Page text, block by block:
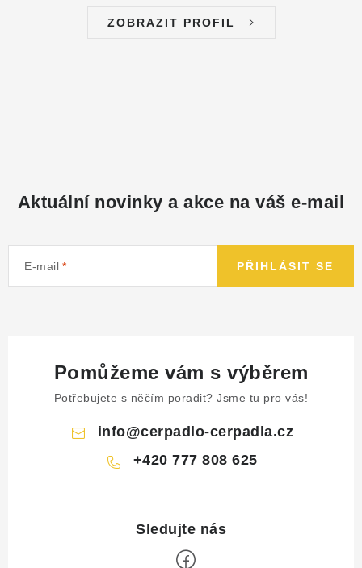
ZOBRAZIT PROFIL
Aktuální novinky a akce na váš e-mail
E-mail PŘIHLÁSIT SE
Pomůžeme vám s výběrem
Potřebujete s něčím poradit? Jsme tu pro vás!
info@cerpadlo-cerpadla.cz
+420 777 808 625